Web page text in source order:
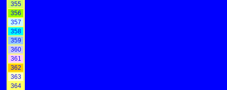
355
356
357
358
359
360
361
362
363
364